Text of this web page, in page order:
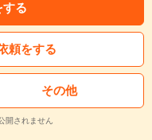
する
頼をする
その他
開されません